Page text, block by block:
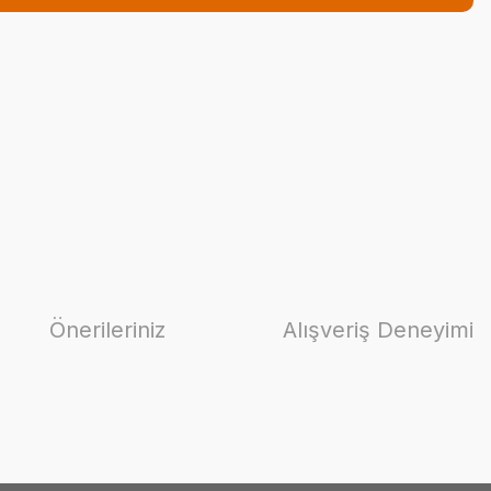
Önerileriniz Alışveriş Deneyimi